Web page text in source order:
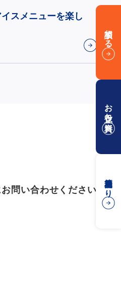
スメニューを楽し
問い合わせください
相談する
お役立ち資料
簡易見積もり